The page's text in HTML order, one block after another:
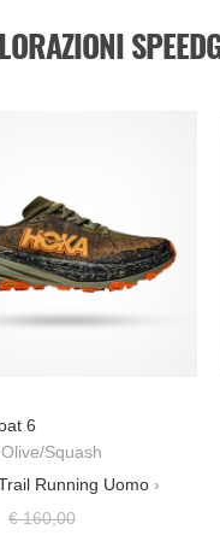
6
Squash
Running Uomo
€ 160,00